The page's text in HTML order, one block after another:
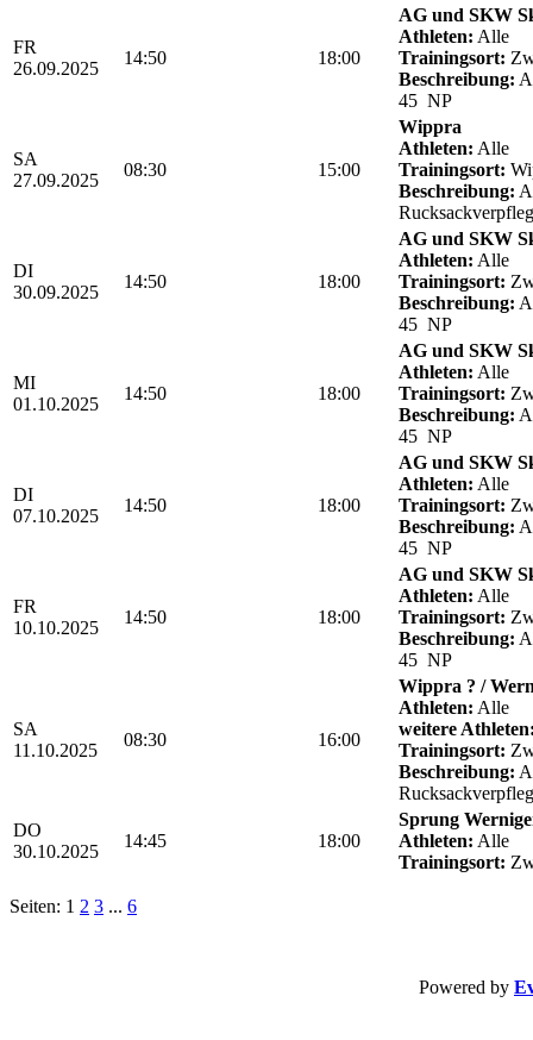
FR
26.09.2025
14:50 18:00
AG und SKW
Athleten: Alle
Trainingsort:
Beschreibung:
45 NP
SA
27.09.2025
08:30 15:00
Wippra
Athleten: Alle
Trainingsort:
Beschreibung:
DI
30.09.2025
14:50 18:00
AG und SKW
Athleten: Alle
Trainingsort:
Beschreibung:
45 NP
MI
01.10.2025
14:50 18:00
AG und SKW
Athleten: Alle
Trainingsort:
Beschreibung:
45 NP
DI
07.10.2025
14:50 18:00
AG und SKW
Athleten: Alle
Trainingsort:
Beschreibung:
45 NP
FR
10.10.2025
14:50 18:00
AG und SKW
Athleten: Alle
Trainingsort:
Beschreibung:
45 NP
SA
11.10.2025
08:30 16:00
Wippra ? /
Athleten: Alle
weitere
Trainingsort:
Beschreibung:
DO
30.10.2025
14:45 18:00
Sprung
Athleten: Alle
Trainingsort:
Seiten: 1 2 3 ... 6
Powered by